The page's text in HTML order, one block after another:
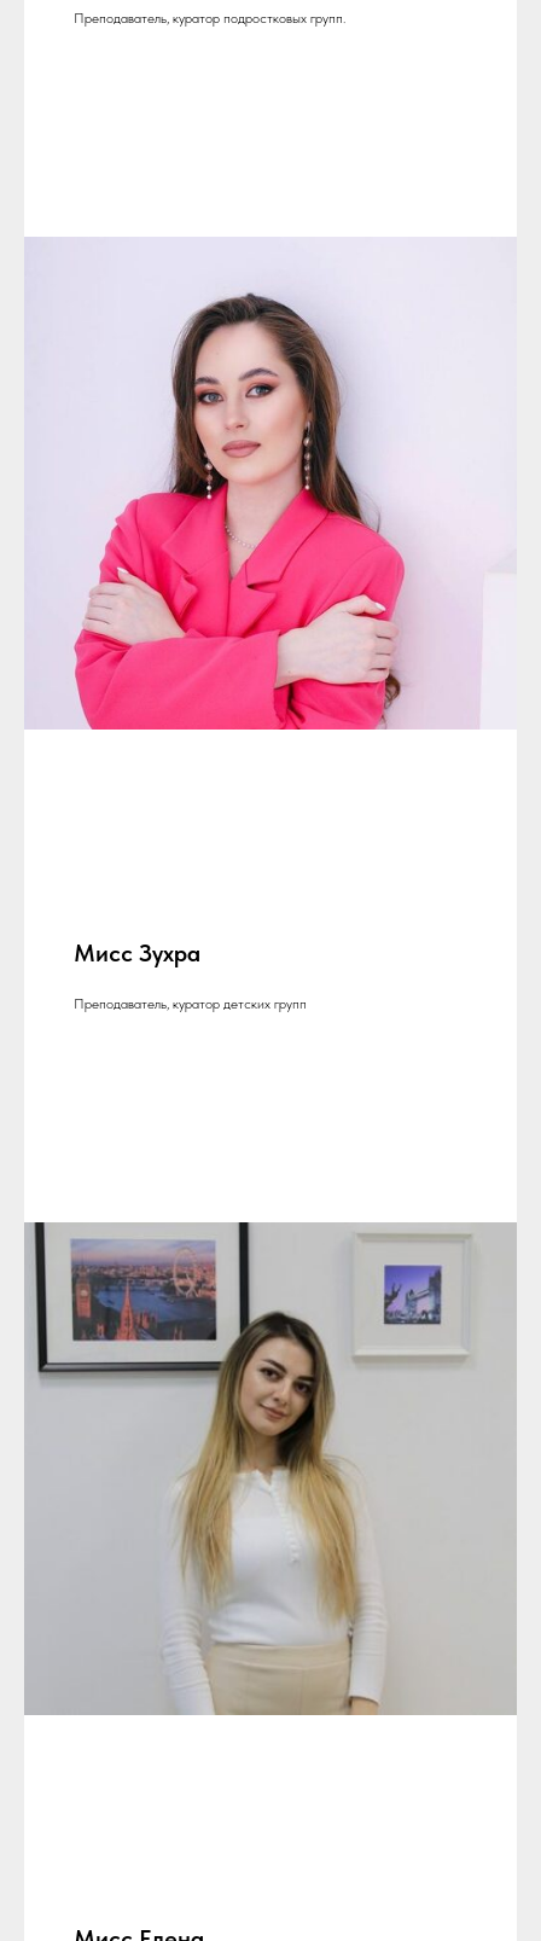
Преподаватель, куратор подростковых групп.
Мисс Зухра
Преподаватель, куратор детских групп